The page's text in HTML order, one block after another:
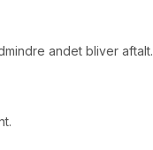
andet bliver aftalt.